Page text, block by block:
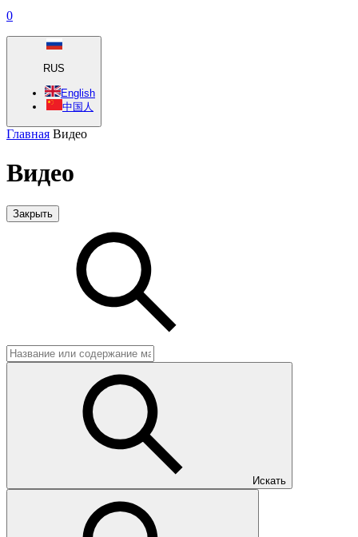
0
RUS
English
中国人
Главная Видео
Видео
Закрыть
Искать